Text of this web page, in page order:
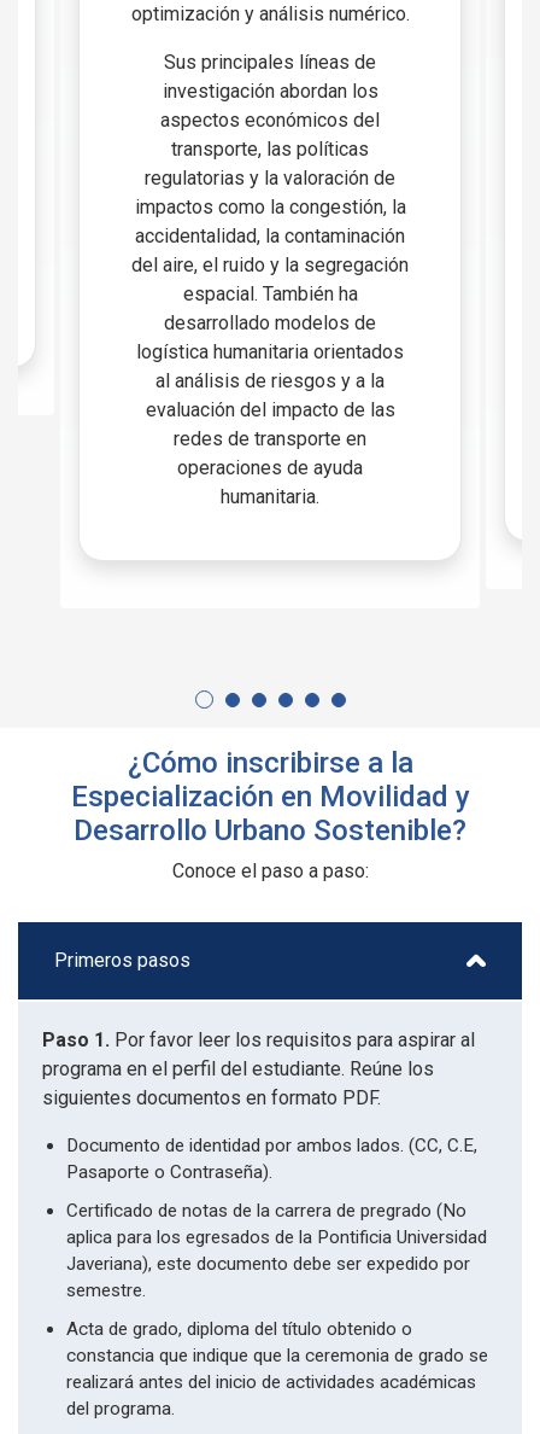
optimización y análisis numérico.
Sus principales líneas de
investigación abordan los
aspectos económicos del
transporte, las políticas
regulatorias y la valoración de
impactos como la congestión, la
accidentalidad, la contaminación
del aire, el ruido y la segregación
espacial. También ha
desarrollado modelos de
logística humanitaria orientados
al análisis de riesgos y a la
evaluación del impacto de las
redes de transporte en
operaciones de ayuda
humanitaria.
¿Cómo inscribirse a la
Especialización en Movilidad y
Desarrollo Urbano Sostenible?
Conoce el paso a paso:
Primeros pasos
Paso 1. Por favor leer los requisitos para aspirar al
programa en el perfil del estudiante. Reúne los
siguientes documentos en formato PDF.
Documento de identidad por ambos lados. (CC, C.E,
Pasaporte o Contraseña).
Certificado de notas de la carrera de pregrado (No
aplica para los egresados de la Pontificia Universidad
Javeriana), este documento debe ser expedido por
semestre.
Acta de grado, diploma del título obtenido o
constancia que indique que la ceremonia de grado se
realizará antes del inicio de actividades académicas
del programa.